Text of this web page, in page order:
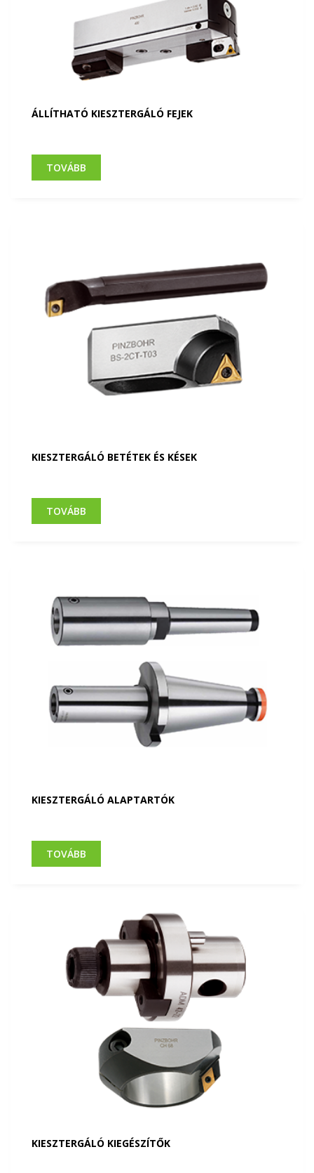
ÁLLÍTHATÓ KIESZTERGÁLÓ FEJEK
TOVÁBB
KIESZTERGÁLÓ BETÉTEK ÉS KÉSEK
TOVÁBB
KIESZTERGÁLÓ ALAPTARTÓK
TOVÁBB
KIESZTERGÁLÓ KIEGÉSZÍTŐK